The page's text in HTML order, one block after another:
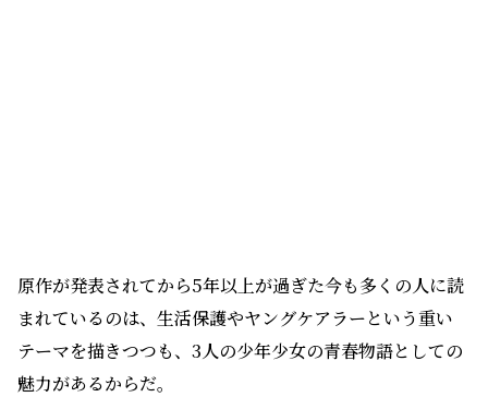
て進んでいくので、エンタメとしても十分楽しんでいた
だけるはず。一人でも多くの人に見てもらいたいと思って
います」（ 西村さん ）